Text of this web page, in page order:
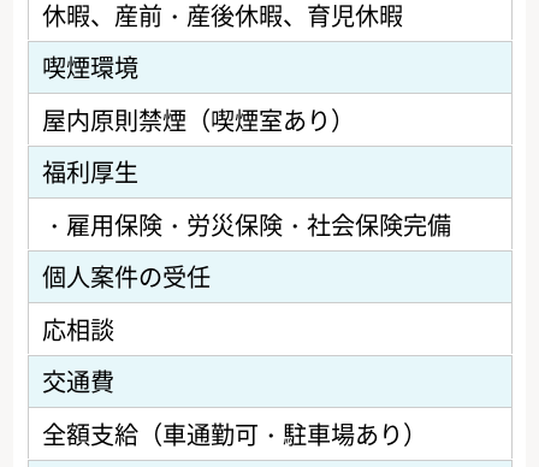
休暇、産前・産後休暇、育児休暇
喫煙環境
屋内原則禁煙（喫煙室あり）
福利厚生
・雇用保険・労災保険・社会保険完備
個人案件の受任
応相談
交通費
全額支給（車通勤可・駐車場あり）